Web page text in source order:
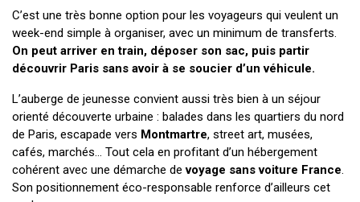
C’est une très bonne option pour les voyageurs qui veulent un
week-end simple à organiser, avec un minimum de transferts.
On peut arriver en train, déposer son sac, puis partir
découvrir Paris sans avoir à se soucier d’un véhicule.
L’auberge de jeunesse convient aussi très bien à un séjour
orienté découverte urbaine : balades dans les quartiers du nord
de Paris, escapade vers Montmartre, street art, musées,
cafés, marchés… Tout cela en profitant d’un hébergement
cohérent avec une démarche devoyage sans voiture France.
Son positionnement éco-responsable renforce d’ailleurs cet